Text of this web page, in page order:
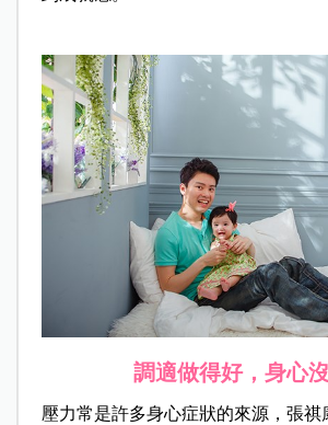
調適做得好，身心
壓力常是許多身心症狀的來源，張祺